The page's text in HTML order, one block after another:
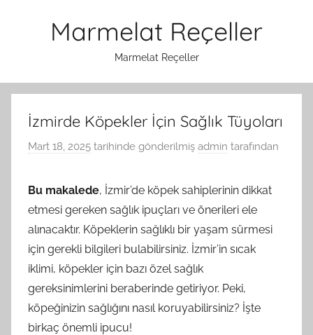
Marmelat Reçeller
Marmelat Reçeller
İzmirde Köpekler İçin Sağlık Tüyoları
Mart 18, 2025 tarihinde gönderilmiş admin tarafından
Bu makalede, İzmir’de köpek sahiplerinin dikkat
etmesi gereken sağlık ipuçları ve önerileri ele
alınacaktır. Köpeklerin sağlıklı bir yaşam sürmesi
için gerekli bilgileri bulabilirsiniz. İzmir’in sıcak
iklimi, köpekler için bazı özel sağlık
gereksinimlerini beraberinde getiriyor. Peki,
köpeğinizin sağlığını nasıl koruyabilirsiniz? İşte
birkaç önemli ipucu!